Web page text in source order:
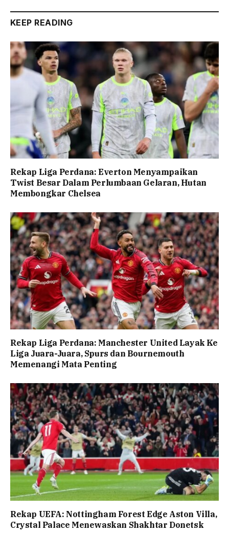
KEEP READING
Rekap Liga Perdana: Everton Menyampaikan
Twist Besar Dalam Perlumbaan Gelaran, Hutan
Membongkar Chelsea
Rekap Liga Perdana: Manchester United Layak Ke
Liga Juara-Juara, Spurs dan Bournemouth
Memenangi Mata Penting
Rekap UEFA: Nottingham Forest Edge Aston Villa,
Crystal Palace Menewaskan Shakhtar Donetsk